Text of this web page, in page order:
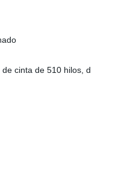
cinta de 510 hilos, d